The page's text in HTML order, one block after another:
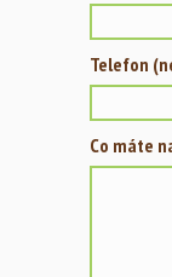
Telefon
Co máte